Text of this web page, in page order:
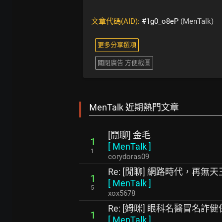
文章代碼(AID): #1g0_o8eP (MenTalk)
更多分享選項
關閉廣告 方便截圖
MenTalk 近期熱門文章
1
1
[閒聊] 金毛
[ MenTalk]
corydoras09
1
5
Re: [閒聊] 網路時代，再無天
[ MenTalk]
xox5678
1
Re: [姆咪] 眼科名醫冒名詐健
[ MenTalk]